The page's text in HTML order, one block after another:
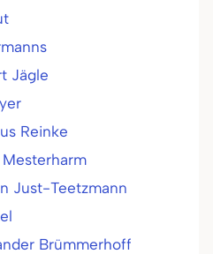
Jägle
Reinke
Just-Teetzmann
Brümmerhoff